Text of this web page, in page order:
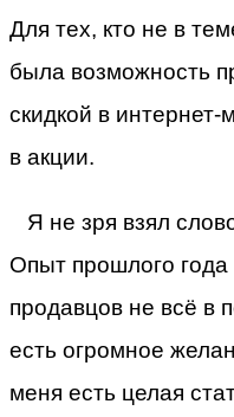
Для тех, кто не в
была возможность
скидкой в интернет-
в акции.
Я не зря взял
Опыт прошлого года
продавцов не всё в
есть огромное
меня есть целая